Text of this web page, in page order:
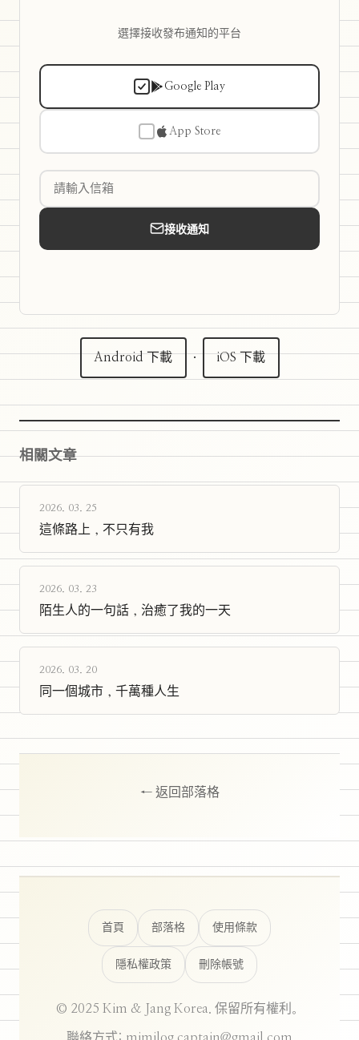
選擇接收發布通知的平台
Google Play
App Store
接收通知
Android 下載 · iOS 下載
相關文章
2026. 03. 25
這條路上，不只有我
2026. 03. 23
陌生人的一句話，治癒了我的一天
2026. 03. 20
同一個城市，千萬種人生
← 返回部落格
首頁 部落格 使用條款
隱私權政策 刪除帳號
© 2025 Kim & Jang Korea. 保留所有權利。
聯絡方式: mimilog.captain@gmail.com